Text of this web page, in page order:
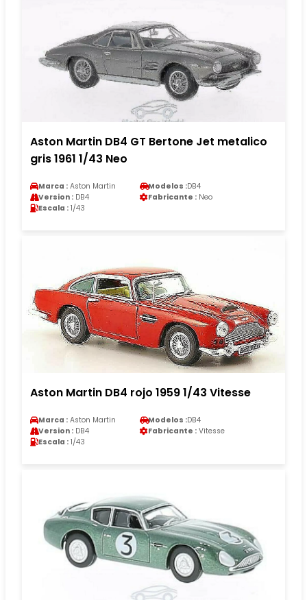
Aston Martin DB4 GT Bertone Jet metalico
gris 1961 1/43 Neo
Marca : Aston Martin Modelos :DB4
Version : DB4 Fabricante : Neo
Escala : 1/43
Aston Martin DB4 rojo 1959 1/43 Vitesse
Marca : Aston Martin Modelos :DB4
Version : DB4 Fabricante : Vitesse
Escala : 1/43